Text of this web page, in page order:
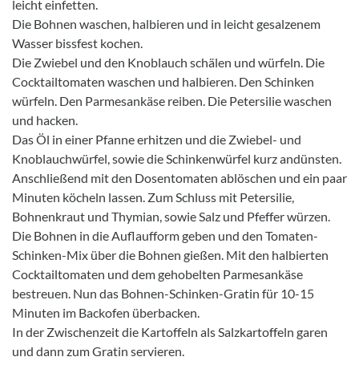
leicht einfetten.
Die Bohnen waschen, halbieren und in leicht gesalzenem
Wasser bissfest kochen.
Die Zwiebel und den Knoblauch schälen und würfeln. Die
Cocktailtomaten waschen und halbieren. Den Schinken
würfeln. Den Parmesankäse reiben. Die Petersilie waschen
und hacken.
Das Öl in einer Pfanne erhitzen und die Zwiebel- und
Knoblauchwürfel, sowie die Schinkenwürfel kurz andünsten.
Anschließend mit den Dosentomaten ablöschen und ein paar
Minuten köcheln lassen. Zum Schluss mit Petersilie,
Bohnenkraut und Thymian, sowie Salz und Pfeffer würzen.
Die Bohnen in die Auflaufform geben und den Tomaten-
Schinken-Mix über die Bohnen gießen. Mit den halbierten
Cocktailtomaten und dem gehobelten Parmesankäse
bestreuen. Nun das Bohnen-Schinken-Gratin für 10-15
Minuten im Backofen überbacken.
In der Zwischenzeit die Kartoffeln als Salzkartoffeln garen
und dann zum Gratin servieren.